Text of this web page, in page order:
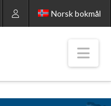
Norsk bokmål